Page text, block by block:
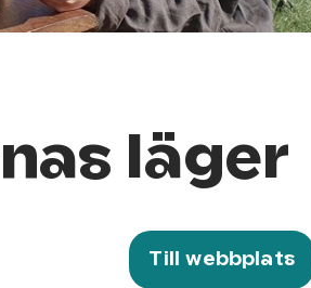
läger
Till webbplats